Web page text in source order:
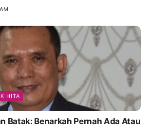
HITA
Batak: Benarkah Pernah Ada Atau